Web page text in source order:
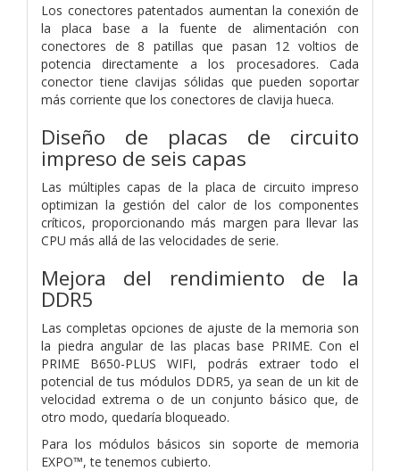
Los conectores patentados aumentan la conexión de
la placa base a la fuente de alimentación con
conectores de 8 patillas que pasan 12 voltios de
potencia directamente a los procesadores. Cada
conector tiene clavijas sólidas que pueden soportar
más corriente que los conectores de clavija hueca.
Diseño de placas de circuito
impreso de seis capas
Las múltiples capas de la placa de circuito impreso
optimizan la gestión del calor de los componentes
críticos, proporcionando más margen para llevar las
CPU más allá de las velocidades de serie.
Mejora del rendimiento de la
DDR5
Las completas opciones de ajuste de la memoria son
la piedra angular de las placas base PRIME. Con el
PRIME B650-PLUS WIFI, podrás extraer todo el
potencial de tus módulos DDR5, ya sean de un kit de
velocidad extrema o de un conjunto básico que, de
otro modo, quedaría bloqueado.
Para los módulos básicos sin soporte de memoria
EXPO™, te tenemos cubierto.